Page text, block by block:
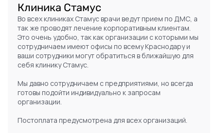
Клиника Стамус
Во всех клиниках Стамус врачи ведут прием по ДМС, а
так же проводят лечение корпоративным клиентам.
Это очень удобно, так как организации с которыми мы
сотрудничаем имеют офисы по всему Краснодару и
ваши сотрудники могут обратиться в ближайшую для
себя клинику Стамус.
Мы давно сотрудничаем с предприятиями, но всегда
готовы подойти индивидуально к запросам
организации.
Постоплата предусмотрена для всех организаций.